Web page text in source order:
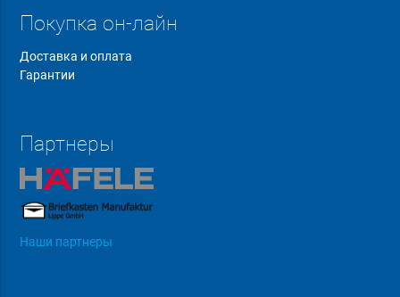
Покупка он-лайн
Доставка и оплата
Гарантии
Партнеры
Наши партнеры